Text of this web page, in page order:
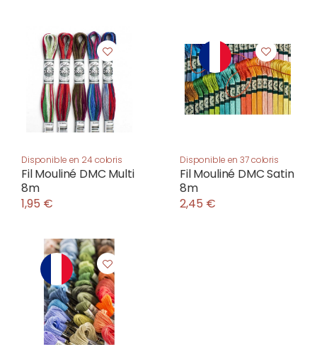
Disponible en 24 coloris
Fil Mouliné DMC Multi
8m
1,95 €
Disponible en 37 coloris
Fil Mouliné DMC Satin
8m
2,45 €